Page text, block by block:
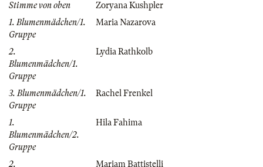
Stimme von oben
Zoryana Kushpler
1. Blumenmädchen/1.
Gruppe
Maria Nazarova
2.
Blumenmädchen/1.
Gruppe
Lydia Rathkolb
3. Blumenmädchen/1.
Gruppe
Rachel Frenkel
1.
Blumenmädchen/2.
Gruppe
Hila Fahima
2. Mariam Battistelli